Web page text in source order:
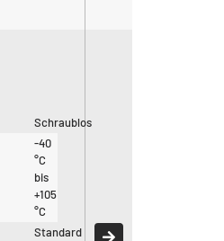
Schraublos
-40
°C
bis
+105
°C
Standard